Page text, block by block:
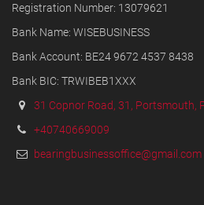
Registration Number: 13079621
Bank Name: WISEBUSINESS
Bank Account: BE24 9672 4537 8438
Bank BIC: TRWIBEB1XXX
31 Copnor Road, 31, Portsmouth,
+40740669009
bearingbusinessoffice@gmail.com